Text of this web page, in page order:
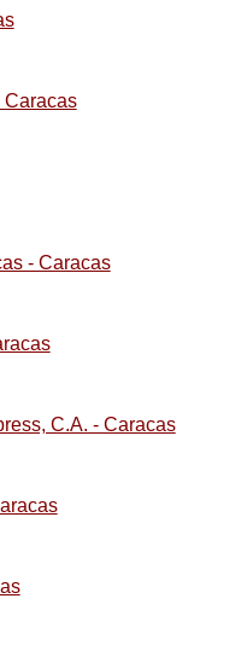
Caracas
- Caracas
C.A. - Caracas